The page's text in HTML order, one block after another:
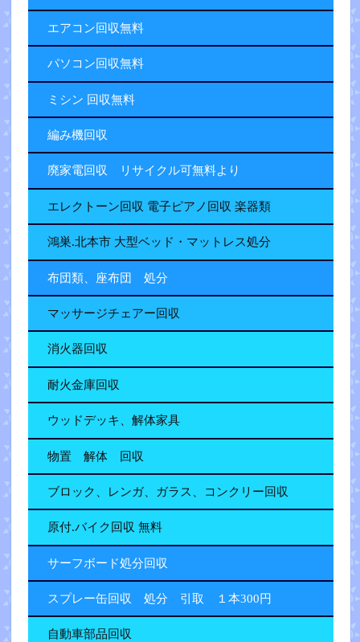
エアコン回収無料
パソコン回収無料
ミシン 回収無料
編み機回収
廃家電回収 リサイクル可無料より
エレクトーン回収 電子ピアノ回収 楽器類
鴻巣.北本市 大型ベッド・マットレス処分
布団類、座布団 処分
マッサージチェアー回収
消火器回収
耐火金庫回収
ウッドデッキ、解体家具
物置 解体 回収
ブロック、レンガ、ガラス、コンクリー回収
原付.バイク回収 無料
サーフボード処分回収
スプレー缶回収 処分 引取 １本300円
自動車部品回収